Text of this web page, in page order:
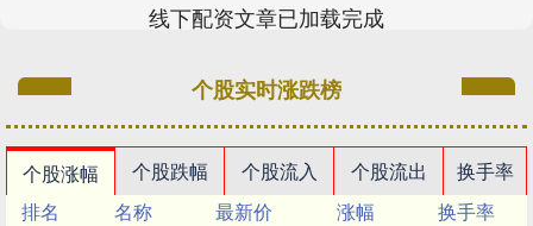
线下配资文章已加载完成
个股实时涨跌榜
个股涨幅 个股跌幅 个股流入 个股流出
换手率
排名
名称 最新价 涨幅
换手率